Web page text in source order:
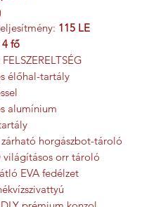
115 LE
4 fő
élőhal-tartály
alumínium
horgászbot-tároló
orr tároló
EVA fedélzet